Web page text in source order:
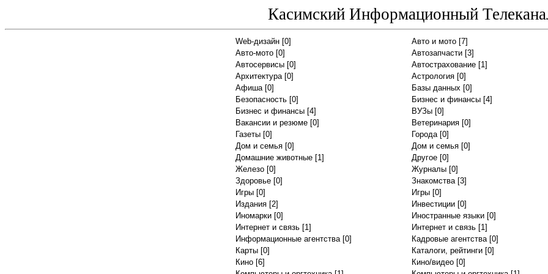
Касимский Информационный
Web-дизайн [0] Авто и мото [7]
Авто-мото [0] Автозапчасти [3]
Автосервисы [0] Автострахование [1]
Архитектура[0] Астрология [0]
Афиша[0] Базы данных [0]
Безопасность [0] Бизнес и финансы [4]
Бизнес и финансы [4] ВУЗы [0]
Вакансии и резюме [0] Ветеринария [0]
Газеты [0] Города[0]
Дом и семья [0] Дом и семья [0]
Домашние животные [1] Другое [0]
Железо [0] Журналы [0]
Здоровье [0] Знакомства[3]
Игры [0] Игры [0]
Издания [2] Инвестиции [0]
Иномарки [0] Иностранные языки [0]
Интернет и связь [1] Интернет и связь [1]
Информационные агентства[0] Кадровые агентства[0]
Карты [0] Каталоги, рейтинги [0]
Кино [6] Кино/видео [0]